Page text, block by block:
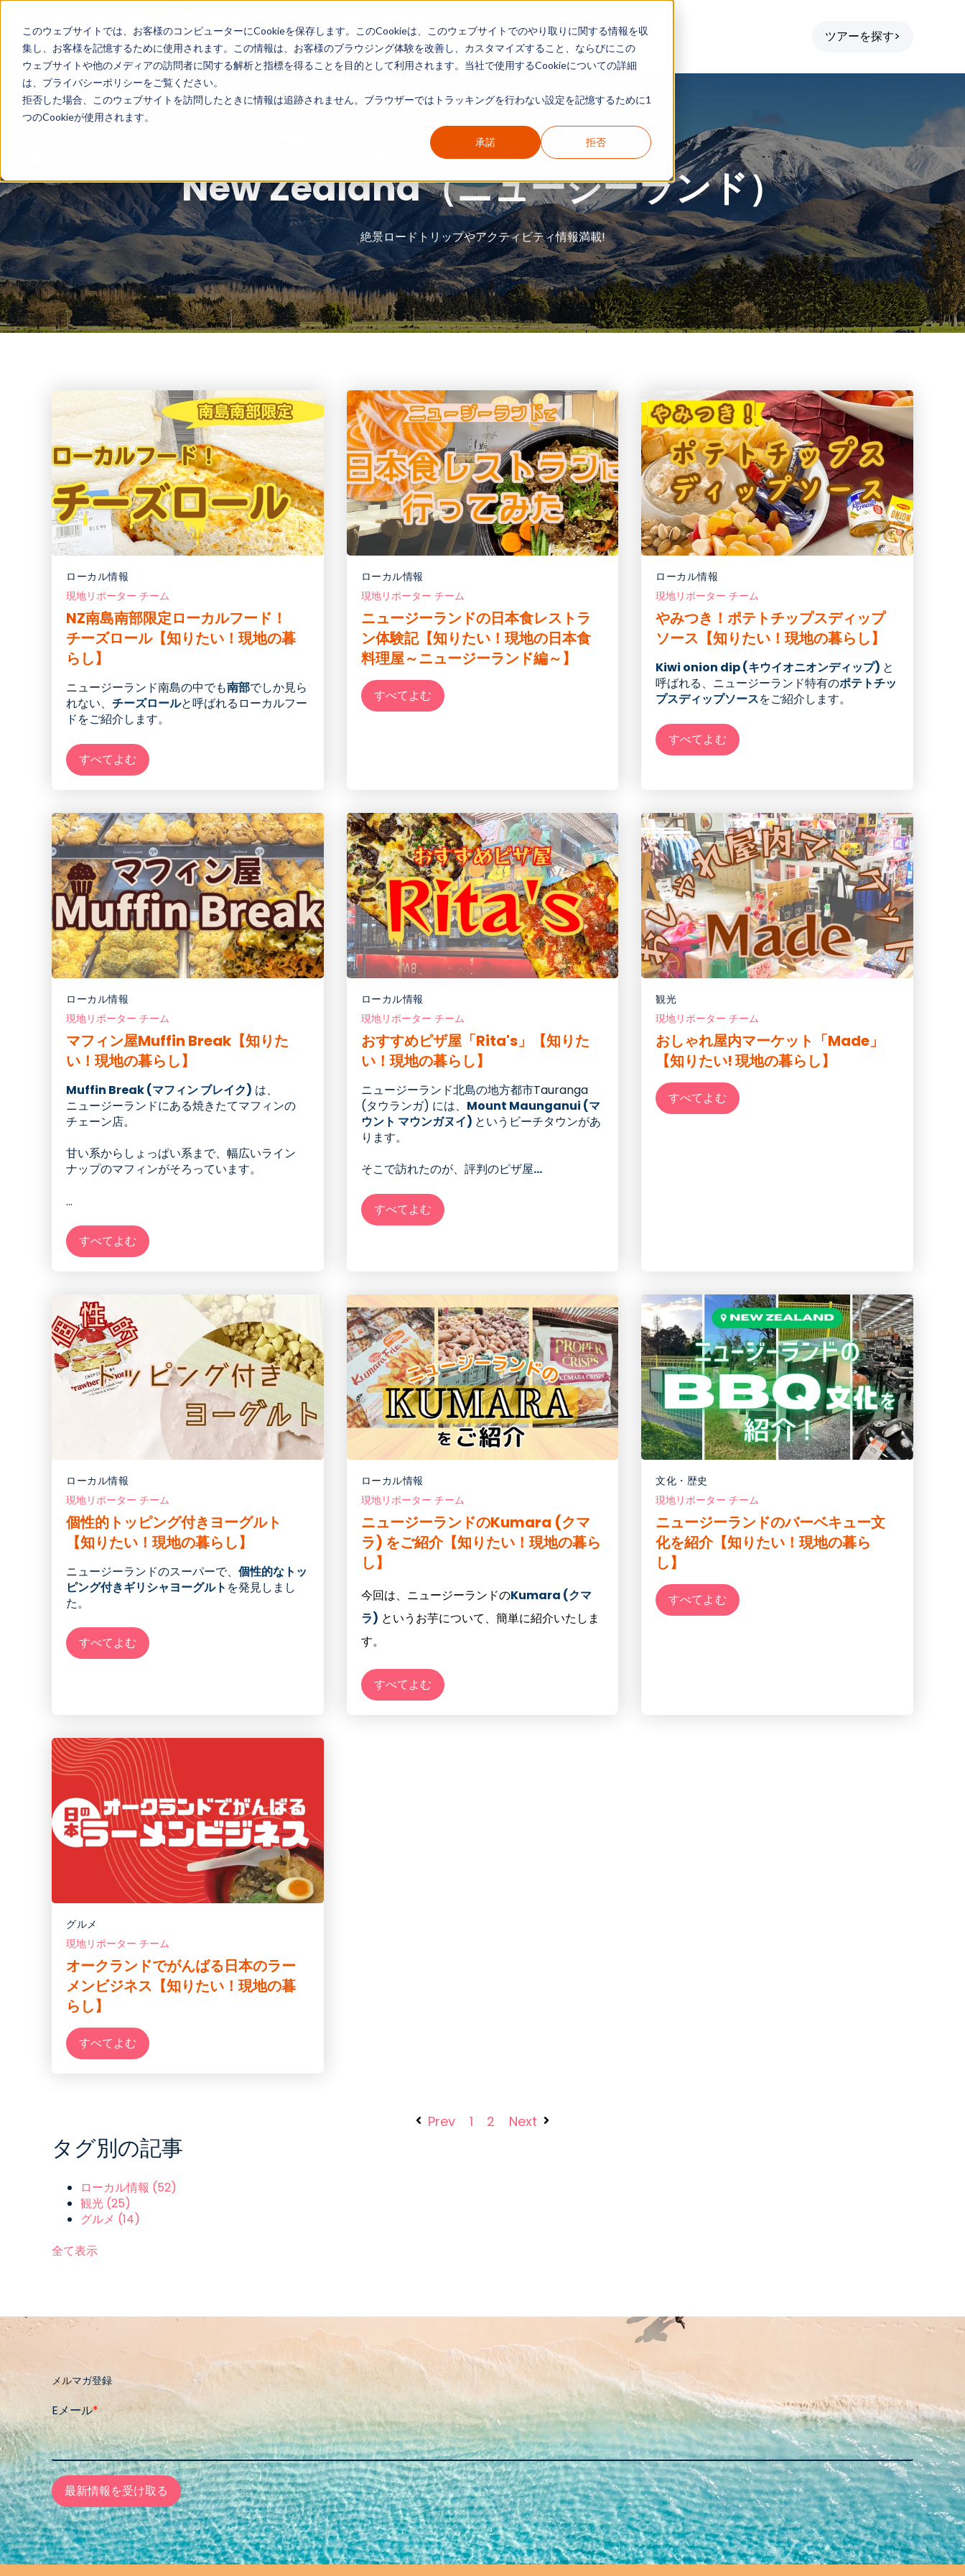
このウェブサイトでは、お客様のコンピューターにCookieを保存します。このCookieは、このウェブサイトでのやり取りに関する情報を収
集し、お客様を記憶するために使用されます。この情報は、お客様のブラウジング体験を改善し、カスタマイズすること、ならびにこの
ウェブサイトや他のメディアの訪問者に関する解析と指標を得ることを目的として利用されます。当社で使用するCookieについての詳細
は、プライバシーポリシーをご覧ください。
拒否した場合、このウェブサイトを訪問したときに情報は追跡されません。ブラウザーではトラッキングを行わない設定を記憶するために1
つのCookieが使用されます。
承諾 拒否
ホーム 国別ガイド 現地リポート カテゴリー別ガイド 情報一覧 ツアーを探す>
「壮大な自然と癒しの時間！ニュージーランドブログ」
New Zealand（ニュージーランド）
絶景ロードトリップやアクティビティ情報満載!
ローカル情報
現地リポーター チーム
NZ南島南部限定ローカルフード！
チーズロール【知りたい！現地の暮
らし】
ニュージーランド南島の中でも南部でしか見ら
れない、 チーズロールと呼ばれるローカルフー
ドをご紹介します。
すべてよむ
ローカル情報
現地リポーター チーム
ニュージーランドの日本食レストラ
ン体験記【知りたい！現地の日本食
料理屋～ニュージーランド編～】
すべてよむ
ローカル情報
現地リポーター チーム
やみつき！ポテトチップスディップ
ソース【知りたい！現地の暮らし】
Kiwi onion dip (キウイオニオンディップ) と
呼ばれる、ニュージーランド特有のポテトチッ
プスディップソースをご紹介します。
すべてよむ
ローカル情報
現地リポーター チーム
マフィン屋Muffin Break【知りた
い！現地の暮らし】
Muffin Break (マフィン ブレイク) は、
ニュージーランドにある焼きたてマフィンの
チェーン店。
甘い系からしょっぱい系まで、幅広いライン
ナップのマフィンがそろっています。
...
すべてよむ
ローカル情報
現地リポーター チーム
おすすめピザ屋「Rita's」【知りた
い！現地の暮らし】
ニュージーランド北島の地方都市Tauranga
(タウランガ) には、 Mount Maunganui (マ
ウント マウンガヌイ) というビーチタウンがあ
ります。
そこで訪れたのが、 評判のピザ屋...
すべてよむ
観光
現地リポーター チーム
おしゃれ屋内マーケット「Made」
【知りたい! 現地の暮らし】
すべてよむ
ローカル情報
現地リポーター チーム
個性的トッピング付きヨーグルト
【知りたい！現地の暮らし】
ニュージーランドのスーパーで、 個性的なトッ
ピング付きギリシャヨーグルト を発見しまし
た。
すべてよむ
ローカル情報
現地リポーター チーム
ニュージーランドのKumara (クマ
ラ) をご紹介【知りたい！現地の暮ら
し】
今回は、ニュージーランドのKumara (クマ
ラ) というお芋について、簡単に紹介いたしま
す。
すべてよむ
文化・歴史
現地リポーター チーム
ニュージーランドのバーベキュー文
化を紹介【知りたい！現地の暮ら
し】
すべてよむ
グルメ
現地リポーター チーム
オークランドでがんばる日本のラー
メンビジネス【知りたい！現地の暮
らし】
すべてよむ
Prev 1 2 Next
タグ別の記事
ローカル情報 (52)
観光 (25)
グルメ (14)
全て表示
メルマガ登録
Eメール*